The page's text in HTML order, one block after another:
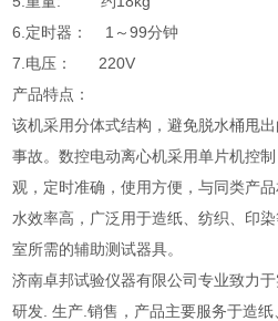
6.定时器： 1～99分钟
7.电压： 220V
产品特点：
该机采用分体式结构，避免脱水桶甩
事故。数控电动离心机采用单片机控
观，定时准确，使用方便，与同类产
水效率高，广泛用于造纸、纺织、印
室所需的辅助测试器具。
济南卓邦试验仪器有限公司专业致力
研发. 生产.销售，产品主要服务于造纸